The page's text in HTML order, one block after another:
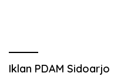
Iklan PDAM Sidoarjo